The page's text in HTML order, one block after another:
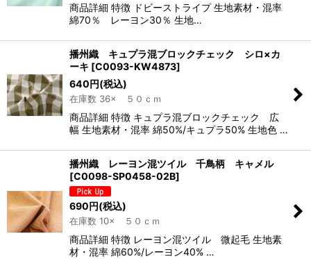
商品詳細 特徴 ドビーストライプ 生地素材・混率
綿70％ レーヨン30％ 生地…
播州織 キュプラ混ブロックチェック シロ×カ
ーキ [C0093-KW4873]
640円(税込)
在庫数 36× ５０ｃｍ
商品詳細 特徴 キュプラ混ブロックチェック 広
幅 生地素材・混率 綿50%/キュプラ50% 生地色 …
播州織 レーヨン混ツイル 千鳥柄 キャメル
[C0098-SP0458-02B]
690円(税込)
在庫数 10× ５０ｃｍ
商品詳細 特徴 レーヨン混ツイル 微起毛 生地素
材・混率 綿60%/レーヨン40% …